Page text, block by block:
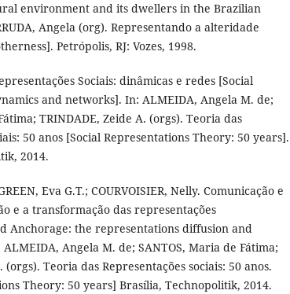
environment and its dwellers in the Brazilian
Angela (org). Representando a alteridade
Petrópolis, RJ: Vozes, 1998.
Sociais: dinâmicas e redes [Social
and networks]. In: ALMEIDA, Angela M. de;
TRINDADE, Zeide A. (orgs). Teoria das
50 anos [Social Representations Theory: 50 years].
2014.
Eva G.T.; COURVOISIER, Nelly. Comunicação e
e a transformação das representações
Anchorage: the representations diffusion and
Angela M. de; SANTOS, Maria de Fátima;
(orgs). Teoria das Representações sociais: 50 anos.
Theory: 50 years] Brasília, Technopolitik, 2014.